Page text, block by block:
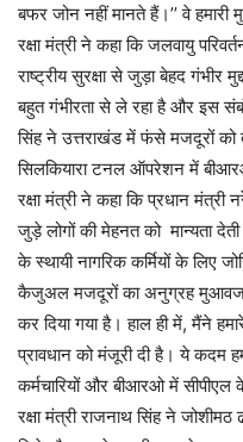
बफर जोन नहीं मानते हैं।’’ वे हमारी
रक्षा मंत्री ने कहा कि जलवायु
राष्ट्रीय सुरक्षा से जुड़ा बेहद गंभीर
बहुत गंभीरता से ले रहा है और इस
सिंह ने उत्तराखंड में फंसे मजदूरों को
सिलकियारा टनल ऑपरेशन में
रक्षा मंत्री ने कहा कि प्रधान
जुड़े लोगों की मेहनत को मान्यता
के स्थायी नागरिक कर्मियों के लिए
कैजुअल मजदूरों का अनुग्रह
कर दिया गया है। हाल ही में, मैंने
प्रावधान को मंजूरी दी है। ये कदम
कर्मचारियों और बीआरओ में
रक्षा मंत्री राजनाथ सिंह ने